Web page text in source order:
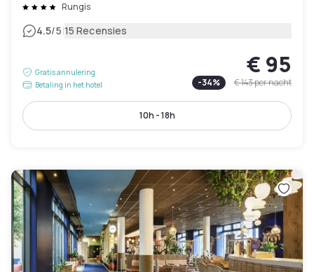
Rungis
4.5/5|15 Recensies
Gratis annulering
Betaling in het hotel
€ 95
-34% € 143per nacht
10h - 18h